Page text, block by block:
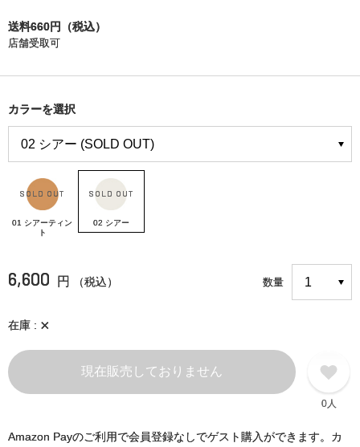
送料660円（税込）
店舗受取可
カラーを選択
01 シアーティン
ト
02 シアー
6,600 円 （税込） 数量
在庫 ×
現在販売しておりません
0人
Amazon Payのご利用で会員登録なしでゲスト購入ができます。カ